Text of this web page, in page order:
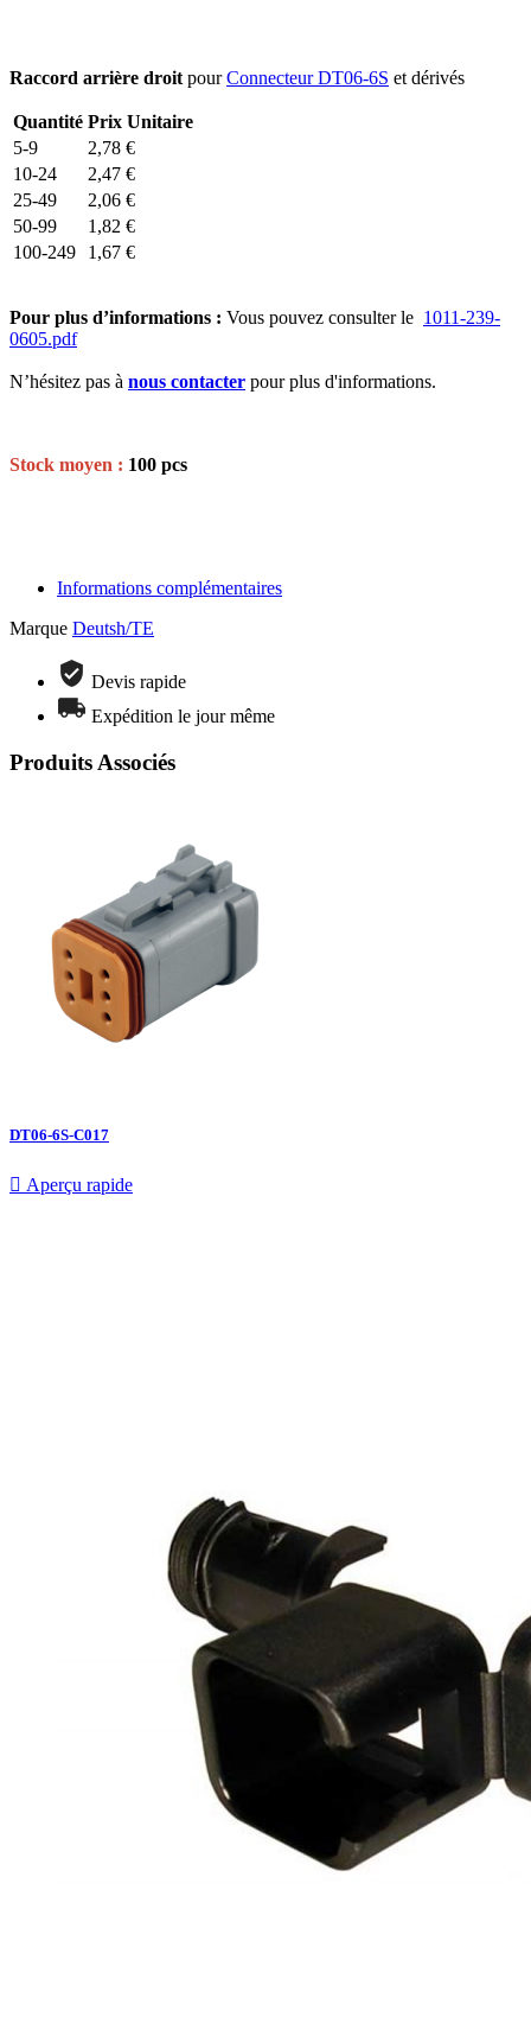
Raccord arrière droitpourConnecteur DT06-6S et dérivés
Quantité Prix Unitaire
5-9
2,78 €
10-24
2,47 €
25-49
2,06 €
50-99
1,82 €
100-249
1,67 €
Pour plus d’informations : Vous pouvez consulter le 1011-239-
0605.pdf
N’hésitez pas à nous contacter pour plus d'informations.
Stock moyen : 100 pcs
Informations complémentaires
Marque Deutsh/TE
Devis rapide
Expédition le jour même
Produits Associés
DT06-6S-C017
 Aperçu rapide